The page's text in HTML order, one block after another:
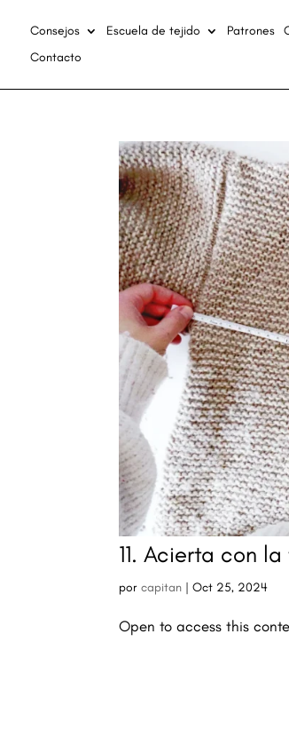
Consejos Escuela de tejido Patrones
Contacto
11. Acierta con
porcapitan |Oct 25, 2024
Open to access this